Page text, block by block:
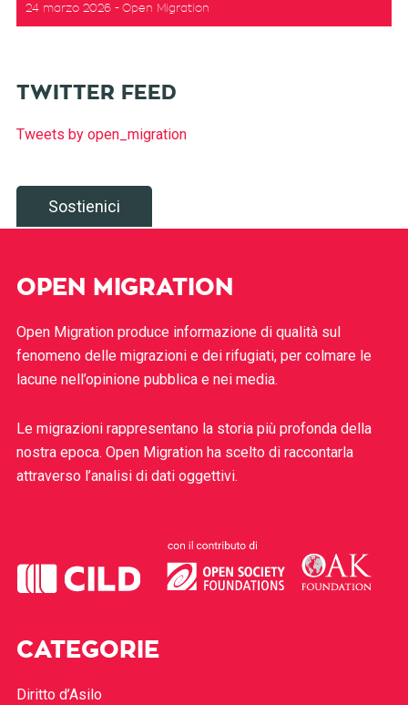
24 marzo 2026 Open Migration
TWITTER FEED
Tweets by open_migration
Sostienici
OPEN MIGRATION
Open Migration produce informazione di qualità sul
fenomeno delle migrazioni e dei rifugiati, per colmare le
lacune nell’opinione pubblica e nei media.
Le migrazioni rappresentano la storia più profonda della
nostra epoca. Open Migration ha scelto di raccontarla
attraverso l’analisi di dati oggettivi.
CATEGORIE
Diritto d’Asilo